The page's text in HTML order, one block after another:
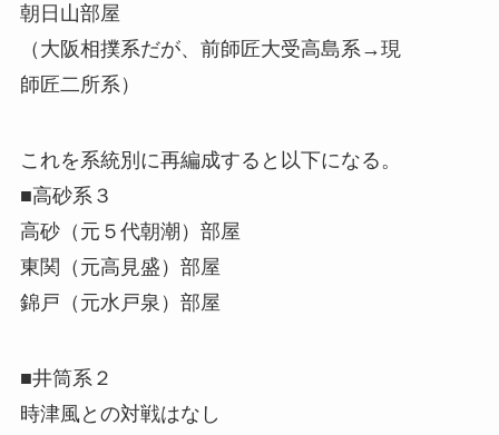
朝日山部屋
（大阪相撲系だが、前師匠大受高島系→現
師匠二所系）
これを系統別に再編成すると以下になる。
■高砂系３
高砂（元５代朝潮）部屋
東関（元高見盛）部屋
錦戸（元水戸泉）部屋
■井筒系２
時津風との対戦はなし